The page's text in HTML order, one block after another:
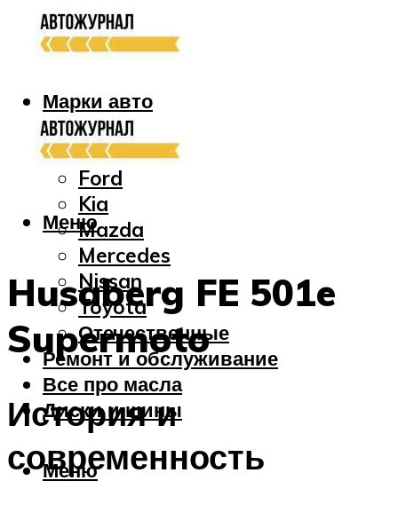
Марки авто
Audi
Bmw
Ford
Kia
Mazda
Mercedes
Nissan
Toyota
Отечественные
Ремонт и обслуживание
Все про масла
Диски и шины
Меню
Меню
Husaberg FE 501e
Supermoto
История и
современность